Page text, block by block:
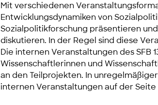
Mit verschiedenen
Entwicklungsdynamiken von
Sozialpolitikforschung präsentieren
diskutieren. In der Regel sind diese
Die internen Veranstaltungen des SFB
Wissenschaftlerinnen und
an den Teilprojekten. In
internen Veranstaltungen auf der Seite